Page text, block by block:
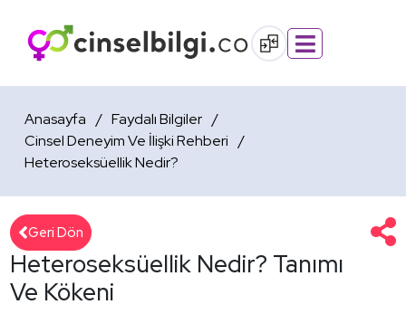
Anasayfa
Faydalı Bilgiler
Cinsel Deneyim Ve İlişki Rehberi
Heteroseksüellik Nedir?
Geri Dön
Heteroseksüellik Nedir? Tanımı
Ve Kökeni